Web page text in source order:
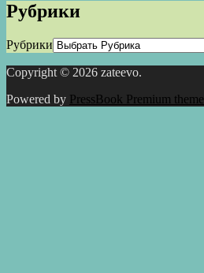
Рубрики
Рубрики
Copyright © 2026 zateevo.
Powered by PressBook Premium theme